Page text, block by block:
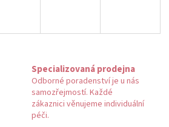
Specializovaná prodejna
Odborné poradenství je u nás
samozřejmostí. Každé
zákaznici věnujeme individuální
péči.